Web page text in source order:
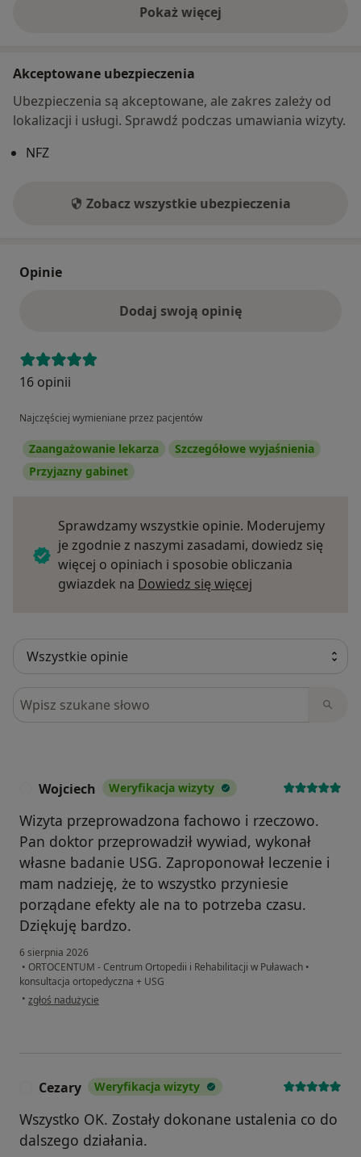
Pokaż więcej
o adresie
Akceptowane ubezpieczenia
Ubezpieczenia są akceptowane, ale zakres zależy od
lokalizacji i usługi. Sprawdź podczas umawiania wizyty.
NFZ
Zobacz wszystkie ubezpieczenia
Opinie
Dodaj swoją opinię
16 opinii
Najczęściej wymieniane przez pacjentów
Zaangażowanie lekarza
Szczegółowe wyjaśnienia
Przyjazny gabinet
Sprawdzamy wszystkie opinie. Moderujemy
je zgodnie z naszymi zasadami, dowiedz się
więcej o opiniach i sposobie obliczania
gwiazdek na Dowiedz się więcej
Szukaj w opiniach
Wojciech Weryfikacja wizyty
Wizyta przeprowadzona fachowo i rzeczowo.
Pan doktor przeprowadził wywiad, wykonał
własne badanie USG. Zaproponował leczenie i
mam nadzieję, że to wszystko przyniesie
porządane efekty ale na to potrzeba czasu.
Dziękuję bardzo.
6 sierpnia 2026
• ORTOCENTUM - Centrum Ortopedii i Rehabilitacji w Puławach •
konsultacja ortopedyczna + USG
• w opinii użytkownika Wojciech
zgłoś nadużycie
Cezary Weryfikacja wizyty
Wszystko OK. Zostały dokonane ustalenia co do
dalszego działania.